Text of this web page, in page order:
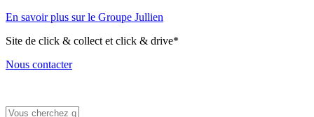
En savoir plus sur le Groupe Jullien
Site de click & collect et click & drive*
Nous contacter